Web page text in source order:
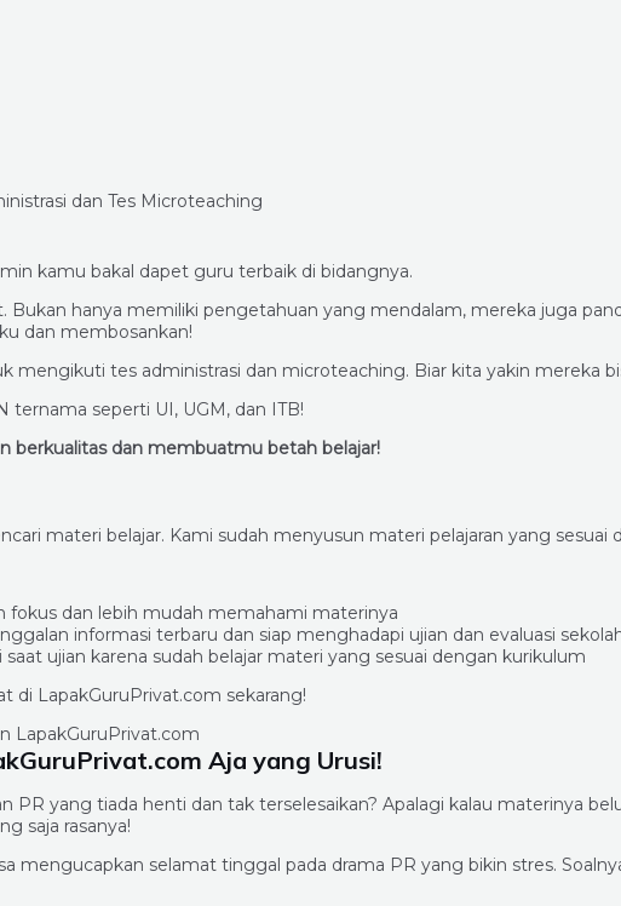
kamu bakal dapet guru terbaik di bidangnya.
Bukan hanya memiliki pengetahuan yang mendalam, mereka juga
dan membosankan!
mengikuti tes administrasi dan microteaching. Biar kita yakin mereka
ternama seperti UI, UGM, dan ITB!
berkualitas dan membuatmu betah belajar!
materi belajar. Kami sudah menyusun materi pelajaran yang sesuai
fokus dan lebih mudah memahami materinya
informasi terbaru dan siap menghadapi ujian dan evaluasi
ujian karena sudah belajar materi yang sesuai dengan kurikulum
di LapakGuruPrivat.com sekarang!
Aja yang Urusi!
PR yang tiada henti dan tak terselesaikan? Apalagi kalau materinya
saja rasanya!
mengucapkan selamat tinggal pada drama PR yang bikin stres.